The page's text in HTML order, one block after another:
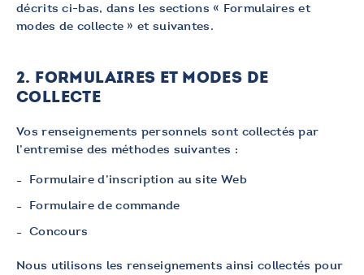
décrits ci-bas, dans les sections « Formulaires et
modes de collecte » et suivantes.
2. FORMULAIRES ET MODES DE
COLLECTE
Vos renseignements personnels sont collectés par
l’entremise des méthodes suivantes :
Formulaire d’inscription au site Web
Formulaire de commande
Concours
Nous utilisons les renseignements ainsi collectés pour